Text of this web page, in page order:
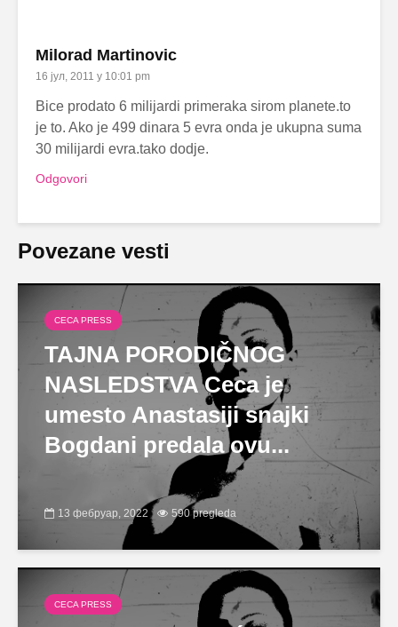
Milorad Martinovic
16 јул, 2011 у 10:01 pm
Bice prodato 6 milijardi primeraka sirom planete.to
je to. Ako je 499 dinara 5 evra onda je ukupna suma
30 milijardi evra.tako dodje.
Odgovori
Povezane vesti
CECA PRESS
TAJNA PORODIČNOG
NASLEDSTVA Ceca je
umesto Anastasiji snajki
Bogdani predala ovu...
13 фебруар, 2022 590 pregleda
CECA PRESS